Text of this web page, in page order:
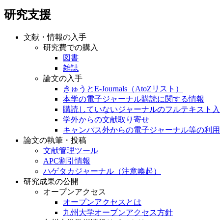
研究支援
文献・情報の入手
研究費での購入
図書
雑誌
論文の入手
きゅうとE-Journals（AtoZリスト）
本学の電子ジャーナル購読に関する情報
購読していないジャーナルのフルテキスト
学外からの文献取り寄せ
キャンパス外からの電子ジャーナル等の利用
論文の執筆・投稿
文献管理ツール
APC割引情報
ハゲタカジャーナル（注意喚起）
研究成果の公開
オープンアクセス
オープンアクセスとは
九州大学オープンアクセス方針